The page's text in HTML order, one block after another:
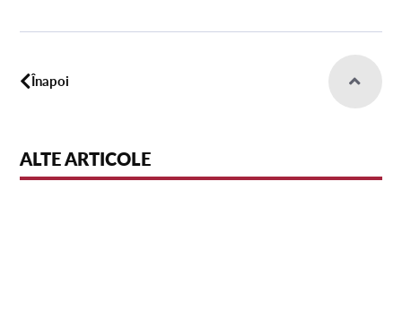
Înapoi
ALTE ARTICOLE